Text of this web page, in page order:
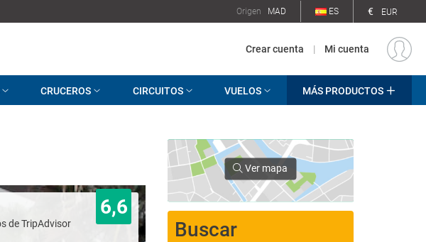
Origen MAD ES € EUR
Crear cuenta | Mi cuenta
CRUCEROS CIRCUITOS VUELOS MÁS PRODUCTOS
6,6
Ver mapa
Buscar